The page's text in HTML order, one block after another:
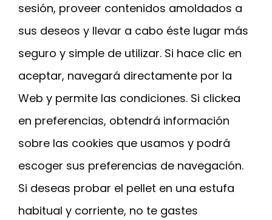
sesión, proveer contenidos amoldados a
sus deseos y llevar a cabo éste lugar más
seguro y simple de utilizar. Si hace clic en
aceptar, navegará directamente por la
Web y permite las condiciones. Si clickea
en preferencias, obtendrá información
sobre las cookies que usamos y podrá
escoger sus preferencias de navegación.
Si deseas probar el pellet en una estufa
habitual y corriente, no te gastes